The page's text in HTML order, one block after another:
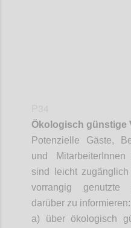
Ökologisch günstige
Potenzielle Gäste,
und
MitarbeiterInnen
sind leicht
vorrangig genutzte
darüber zu informieren:
a) über ökologisch